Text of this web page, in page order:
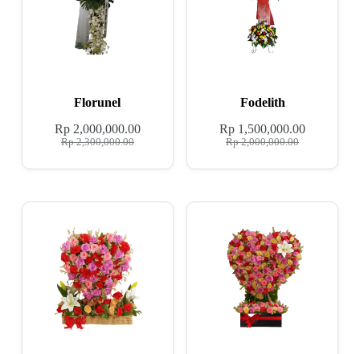
Florunel
Rp2,300,000.00
Rp2,000,000.00
Fodelith
Rp2,000,000.00
Rp 1,500,000.00